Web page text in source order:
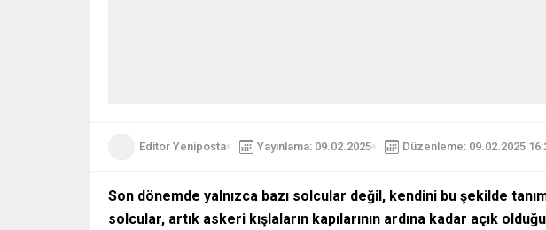
Editor Yeniposta Yayınlama: 09.02.2025 Düzenleme: 09.02.2025
Son dönemde yalnızca bazı solcular değil, kendini bu şekilde
solcular, artık askeri kışlaların kapılarının ardına kadar açık